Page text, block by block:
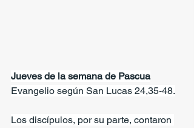
Jueves de la semana de Pascua
Evangelio según San Lucas 24,35-48.
Los discípulos, por su parte, contaron